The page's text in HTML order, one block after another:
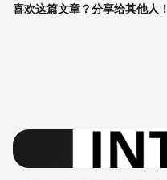
喜欢这篇文章？分享给其他人！